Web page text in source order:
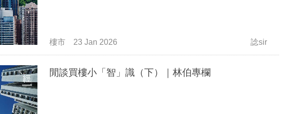
樓市 23 Jan 2026 諗sir
閒談買樓小「智」識（下）｜林伯專欄